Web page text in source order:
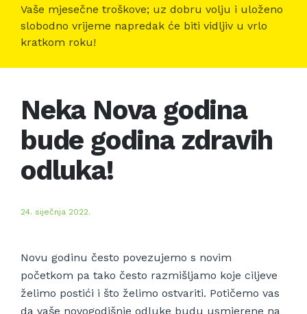
Vaše mjesečne troškove; uz dobru volju i uloženo
slobodno vrijeme napredak će biti vidljiv u vrlo
kratkom roku!
Neka Nova godina
bude godina zdravih
odluka!
24. siječnja 2022.
Novu godinu često povezujemo s novim
početkom pa tako često razmišljamo koje ciljeve
želimo postići i što želimo ostvariti. Potičemo vas
da vaše novogodišnje odluke budu usmjerene na